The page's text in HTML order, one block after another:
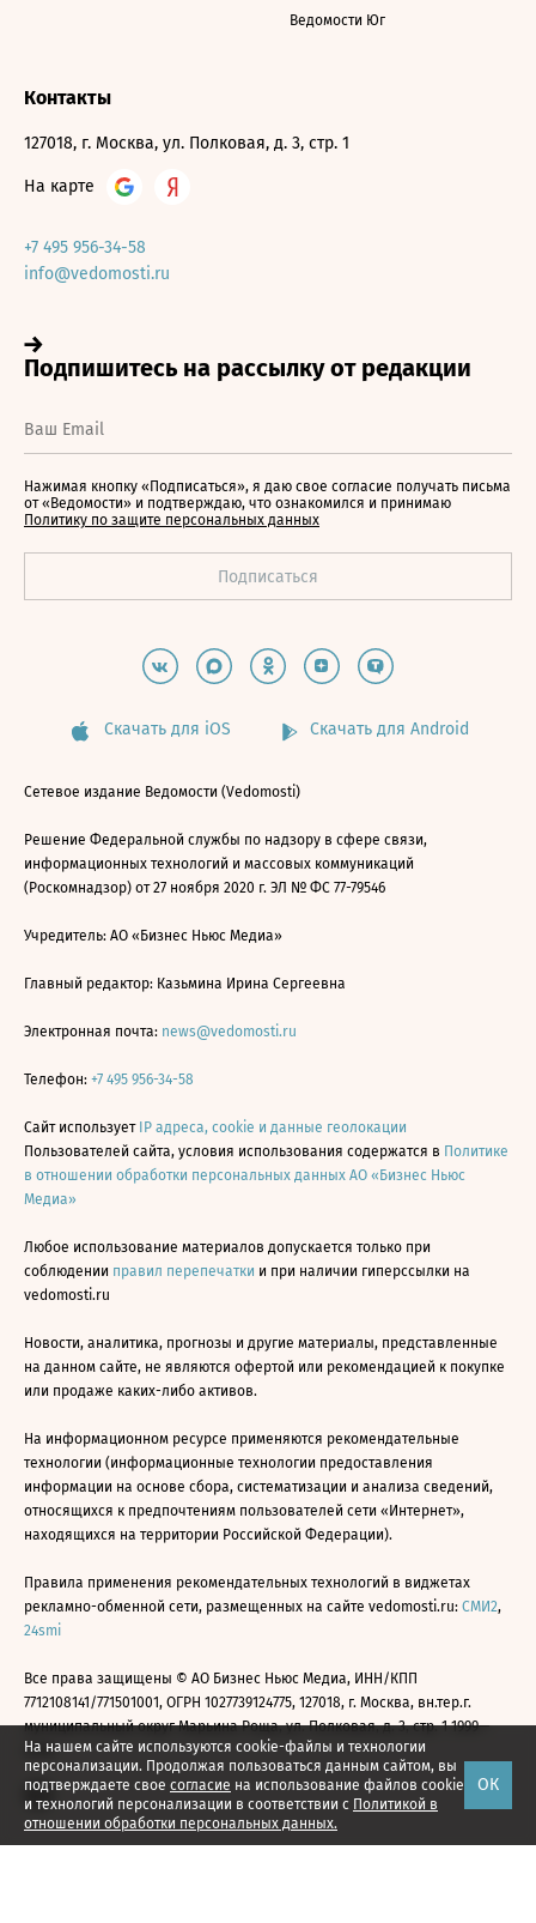
На нашем сайте используются cookie-файлы и технологии
персонализации. Продолжая пользоваться данным сайтом, вы
подтверждаете свое согласие на использование файлов cookie
и технологий персонализации в соответствии с Политикой в
отношении обработки персональных данных.
ОК
Ведомости Юг
Контакты
127018, г. Москва, ул. Полковая, д. 3, стр. 1
На карте
+7 495 956-34-58
info@vedomosti.ru
Нажимая кнопку «Подписаться», я даю свое согласие получать письма
от «Ведомости» и подтверждаю, что ознакомился и принимаю
Политику по защите персональных данных
Скачать для iOS Скачать для Android
Сетевое издание Ведомости (Vedomosti)
Решение Федеральной службы по надзору в сфере связи,
информационных технологий и массовых коммуникаций
(Роскомнадзор) от 27 ноября 2020 г. ЭЛ № ФС 77-79546
Учредитель: АО «Бизнес Ньюс Медиа»
Главный редактор: Казьмина Ирина Сергеевна
Электронная почта: news@vedomosti.ru
Телефон: +7 495 956-34-58
Сайт использует IP адреса, cookie и данные геолокации
Пользователей сайта, условия использования содержатся в Политике
в отношении обработки персональных данных АО «Бизнес Ньюс
Медиа»
Любое использование материалов допускается только при
соблюдении правил перепечатки и при наличии гиперссылки на
vedomosti.ru
Новости, аналитика, прогнозы и другие материалы, представленные
на данном сайте, не являются офертой или рекомендацией к покупке
или продаже каких-либо активов.
На информационном ресурсе применяются рекомендательные
технологии (информационные технологии предоставления
информации на основе сбора, систематизации и анализа сведений,
относящихся к предпочтениям пользователей сети «Интернет»,
находящихся на территории Российской Федерации).
Правила применения рекомендательных технологий в виджетах
рекламно-обменной сети, размещенных на сайте vedomosti.ru: СМИ2,
24smi
Все права защищены © АО Бизнес Ньюс Медиа, ИНН/КПП
7712108141/771501001, ОГРН 1027739124775, 127018, г. Москва, вн.тер.г.
муниципальный округ Марьина Роща, ул. Полковая, д. 3, стр. 1 1999—
2026